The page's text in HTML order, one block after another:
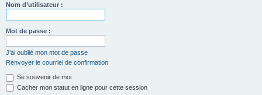
Nom d’utilisateur :
Mot de passe :
J’ai oublié mon mot de passe
Renvoyer le courriel de confirmation
Se souvenir de moi
Cacher mon statut en ligne pour cette session